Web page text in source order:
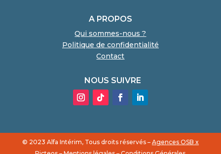
A PROPOS
Qui sommes-nous ?
Politique de confidentialité
Contact
NOUS SUIVRE
© 2023 Alfa Intérim, Tous droits réservés – Agences OSB x